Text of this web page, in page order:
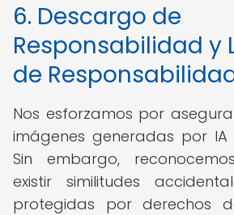
6. Descargo de
Responsabilidad y
de
Nos esforzamos por
imágenes generadas por IA
Sin embargo,
existir similitudes
protegidas por derechos